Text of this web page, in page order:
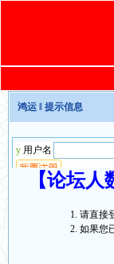
鸿运 ‖ 提示信息
【论坛
请直接
如果您